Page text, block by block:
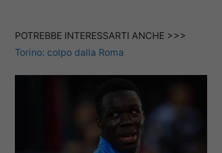
POTREBBE INTERESSARTI ANCHE >>>
Torino: colpo dalla Roma